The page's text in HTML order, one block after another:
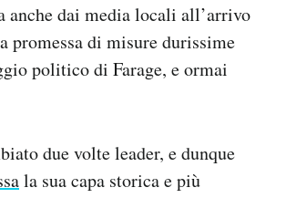
dai media locali all’arrivo
promessa di misure durissime
politico di Farage, e ormai
due volte leader, e dunque
la sua capa storica e più